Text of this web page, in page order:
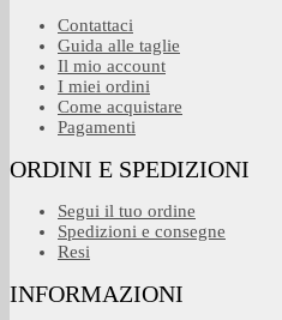
Contattaci
Guida alle taglie
Il mio account
I miei ordini
Come acquistare
Pagamenti
ORDINI E SPEDIZIONI
Segui il tuo ordine
Spedizioni e consegne
Resi
INFORMAZIONI